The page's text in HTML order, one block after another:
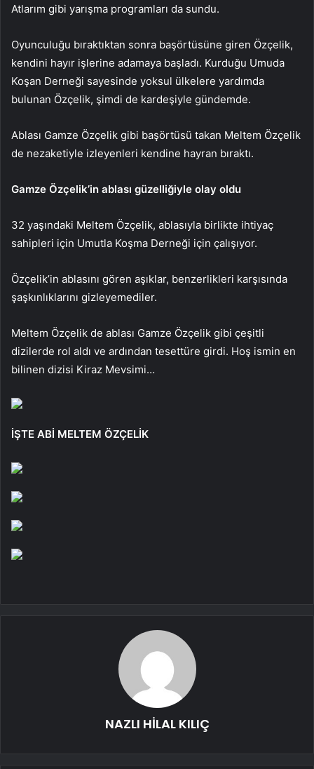
Atlarım gibi yarışma programları da sundu.
Oyunculuğu bıraktıktan sonra başörtüsüne giren Özçelik,
kendini hayır işlerine adamaya başladı. Kurduğu Umuda
Koşan Derneği sayesinde yoksul ülkelere yardımda
bulunan Özçelik, şimdi de kardeşiyle gündemde.
Ablası Gamze Özçelik gibi başörtüsü takan Meltem Özçelik
de nezaketiyle izleyenleri kendine hayran bıraktı.
Gamze Özçelik’in ablası güzelliğiyle olay oldu
32 yaşındaki Meltem Özçelik, ablasıyla birlikte ihtiyaç
sahipleri için Umutla Koşma Derneği için çalışıyor.
Özçelik’in ablasını gören aşıklar, benzerlikleri karşısında
şaşkınlıklarını gizleyemediler.
Meltem Özçelik de ablası Gamze Özçelik gibi çeşitli
dizilerde rol aldı ve ardından tesettüre girdi. Hoş ismin en
bilinen dizisi Kiraz Mevsimi…
İŞTE ABİ MELTEM ÖZÇELİK
NAZLI HİLAL KILIÇ